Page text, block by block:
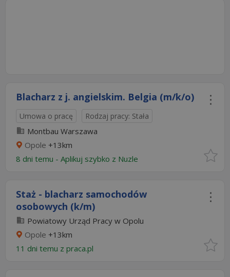
Blacharz z j. angielskim. Belgia (m/k/o)
Umowa o pracę Rodzaj pracy: Stała
Montbau Warszawa
Opole +13km
8 dni temu - Aplikuj szybko z Nuzle
Staż - blacharz samochodów
osobowych (k/m)
Powiatowy Urząd Pracy w Opolu
Opole +13km
11 dni temu z praca.pl